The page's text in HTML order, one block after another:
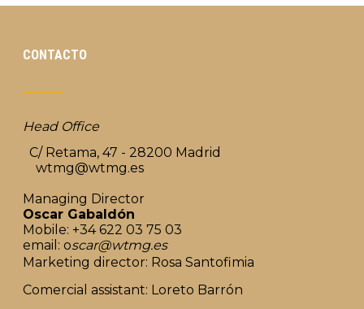
CONTACTO
Head Office
C/ Retama, 47 - 28200 Madrid
wtmg@wtmg.es
Managing Director
Oscar Gabaldón
Mobile: +34 622 03 75 03
email: oscar@wtmg.es
Marketing director: Rosa Santofimia
Comercial assistant: Loreto Barrón